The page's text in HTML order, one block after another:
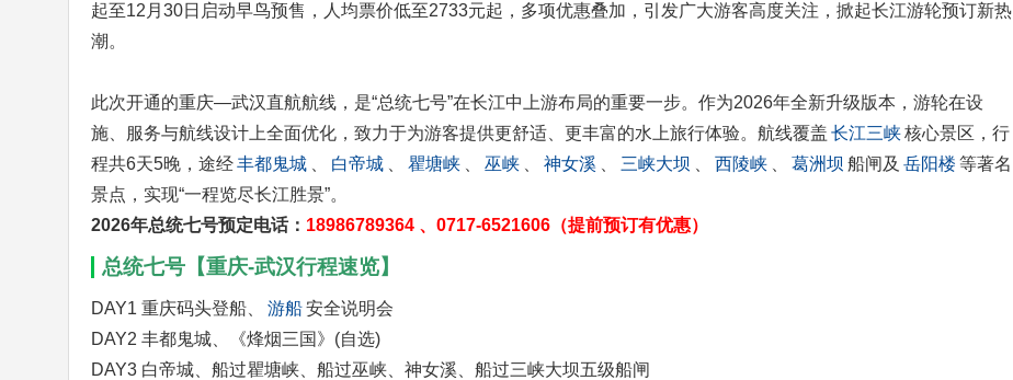
起至12月30日启动早鸟预售，人均票价低至2733元起，多项优惠叠加，引发广大游客高度关注，掀起长江游轮预订新热
潮。
此次开通的重庆—武汉直航航线，是“总统七号”在长江中上游布局的重要一步。作为2026年全新升级版本，游轮在设
施、服务与航线设计上全面优化，致力于为游客提供更舒适、更丰富的水上旅行体验。航线覆盖 长江三峡核心景区，行
程共6天5晚，途经丰都鬼城 白帝城 瞿塘峡 巫峡 神女溪 三峡大坝 西陵峡 葛洲坝 船闸及 岳阳楼 等著名
景点，实现“一程览尽长江胜景”。
2026年总统七号预定电话： 18986789364 、0717-6521606​（提前预订有优惠）
总统七号【重庆-武汉行程速览】
DAY1 重庆码头登船、 游船安全说明会
DAY2 丰都鬼城、《烽烟三国》(自选)
DAY3 白帝城、船过瞿塘峡、船过巫峡、神女溪、船过三峡大坝五级船闸